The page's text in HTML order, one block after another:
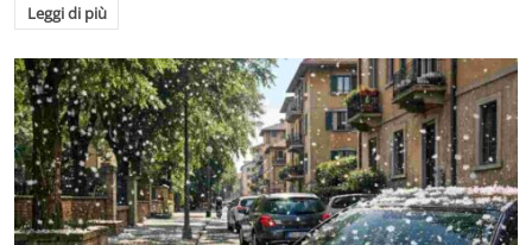
Leggi di più